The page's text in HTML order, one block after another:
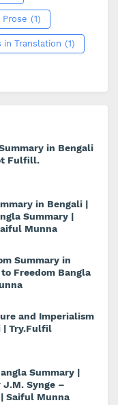
(1)
in Translation (1)
in Bengali
Fulfill.
in Bengali |
Summary |
| Saiful Munna
Summary in
Freedom Bangla
and Imperialism
| Try.Fulfil
Summary |
J.M. Synge –
Saiful Munna